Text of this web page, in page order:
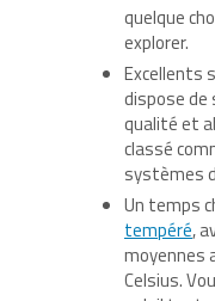
quelque
explorer.
Excellents
dispose de
qualité et
classé
systèmes
Un temps
tempéré,
moyennes
Celsius.